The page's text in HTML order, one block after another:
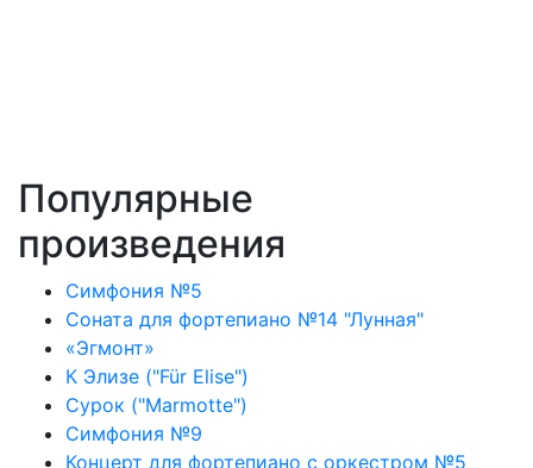
Популярные
произведения
Симфония №5
Соната для фортепиано №14 "Лунная"
«Эгмонт»
К Элизе ("Für Elise")
Сурок ("Marmotte")
Симфония №9
Концерт для фортепиано с оркестром №5